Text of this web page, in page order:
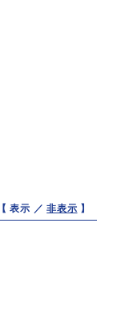
【 表示 ／非表示 】